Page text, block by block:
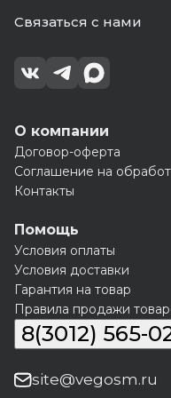
Связаться с нами
О компании
Договор-оферта
Соглашение на
Контакты
Помощь
Условия оплаты
Условия доставки
Гарантия на товар
Правила продажи
8(3012) 565-
site@vegosm.ru